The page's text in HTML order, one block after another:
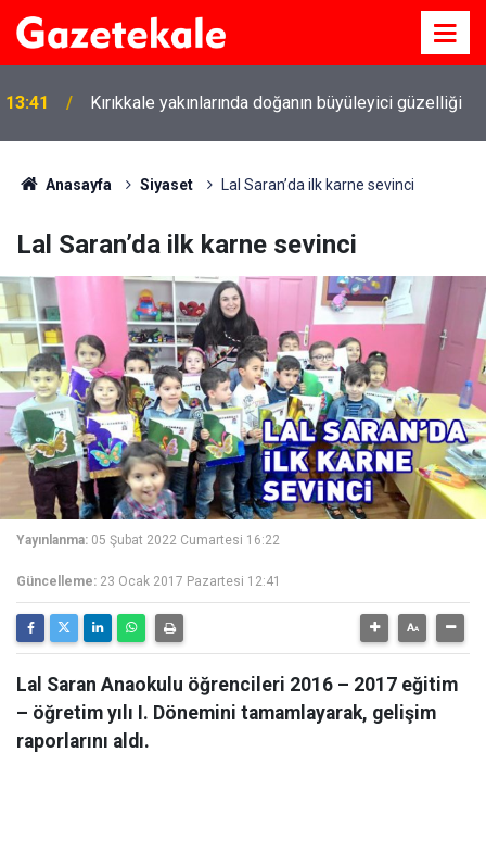
13:41 Kırıkkale yakınlarında doğanın büyüleyici güzelliği
Anasayfa Siyaset Lal Saran’da ilk karne sevinci
Lal Saran’da ilk karne sevinci
Yayınlanma: 05 Şubat 2022 Cumartesi 16:22
Güncelleme: 23 Ocak 2017 Pazartesi 12:41
Lal Saran Anaokulu öğrencileri 2016 – 2017 eğitim
– öğretim yılı I. Dönemini tamamlayarak, gelişim
raporlarını aldı.